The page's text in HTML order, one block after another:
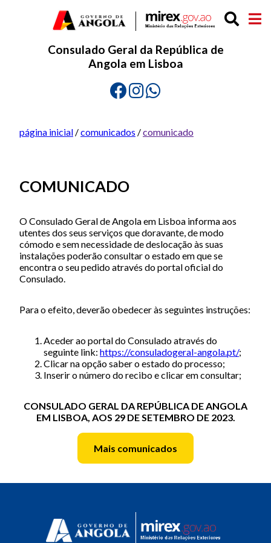
Consulado Geral da República de
Angola em Lisboa
página inicial /comunicados /comunicado
COMUNICADO
O Consulado Geral de Angola em Lisboa informa aos
utentes dos seus serviços que doravante, de modo
cómodo e sem necessidade de deslocação às suas
instalações poderão consultar o estado em que se
encontra o seu pedido através do portal oficial do
Consulado.
Para o efeito, deverão obedecer às seguintes instruções:
Aceder ao portal do Consulado através do
seguinte link: https://consuladogeral-angola.pt/;
Clicar na opção saber o estado do processo;
Inserir o número do recibo e clicar em consultar;
CONSULADO GERAL DA REPÚBLICA DE ANGOLA
EM LISBOA, AOS 29 DE SETEMBRO DE 2023.
Mais comunicados